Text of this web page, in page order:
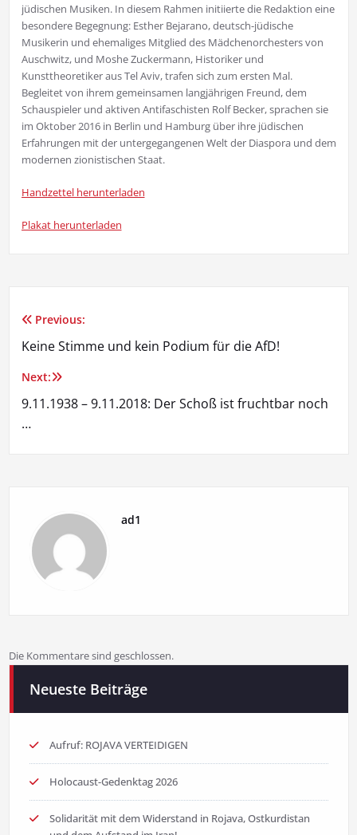
jüdischen Musiken. In diesem Rahmen initiierte die Redaktion eine
besondere Begegnung: Esther Bejarano, deutsch-jüdische
Musikerin und ehemaliges Mitglied des Mädchenorchesters von
Auschwitz, und Moshe Zuckermann, Historiker und
Kunsttheoretiker aus Tel Aviv, trafen sich zum ersten Mal.
Begleitet von ihrem gemeinsamen langjährigen Freund, dem
Schauspieler und aktiven Antifaschisten Rolf Becker, sprachen sie
im Oktober 2016 in Berlin und Hamburg über ihre jüdischen
Erfahrungen mit der untergegangenen Welt der Diaspora und dem
modernen zionistischen Staat.
Handzettel herunterladen
Plakat herunterladen
Beitragsnavigation
Previous:
Keine Stimme und kein Podium für die AfD!
Next:
9.11.1938 – 9.11.2018: Der Schoß ist fruchtbar noch
…
ad1
Die Kommentare sind geschlossen.
Neueste Beiträge
Aufruf: ROJAVA VERTEIDIGEN
Holocaust-Gedenktag 2026
Solidarität mit dem Widerstand in Rojava, Ostkurdistan